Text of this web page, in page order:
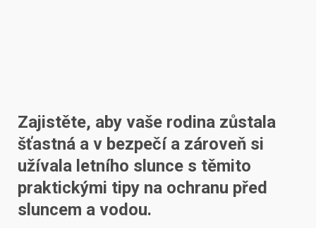
Zajistěte, aby vaše rodina zůstala
šťastná a v bezpečí a zároveň si
užívala letního slunce s těmito
praktickými tipy na ochranu před
sluncem a vodou.